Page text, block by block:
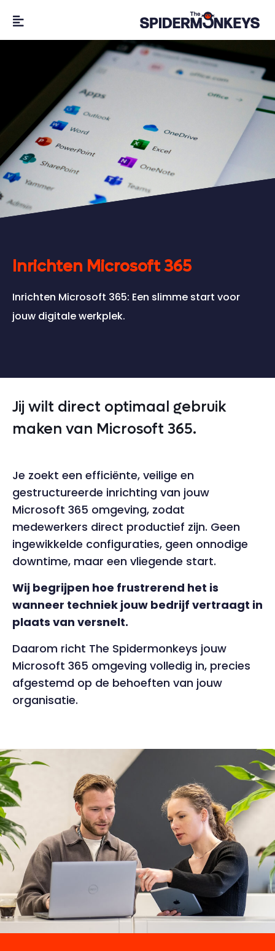
Inrichten Microsoft 365
Inrichten Microsoft 365: Een slimme start voor
jouw digitale werkplek.
Jij wilt direct optimaal gebruik
maken van Microsoft 365.
Je zoekt een efficiënte, veilige en
gestructureerde inrichting van jouw
Microsoft 365 omgeving, zodat
medewerkers direct productief zijn. Geen
ingewikkelde configuraties, geen onnodige
downtime, maar een vliegende start.
Wij begrijpen hoe frustrerend het is
wanneer techniek jouw bedrijf vertraagt in
plaats van versnelt.
Daarom richt The Spidermonkeys jouw
Microsoft 365 omgeving volledig in, precies
afgestemd op de behoeften van jouw
organisatie.